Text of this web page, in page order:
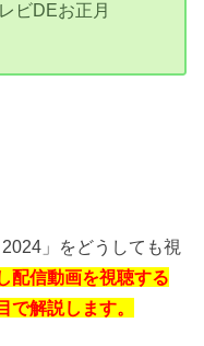
ビDEお正月
」をどうしても視
配信動画を視聴する
で解説します。